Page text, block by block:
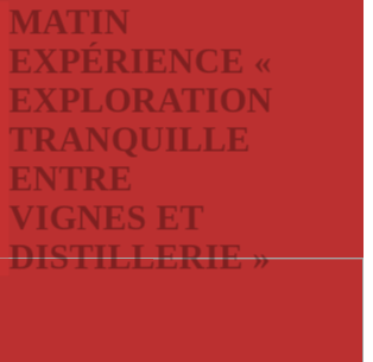
MATIN
EXPÉRIENCE «
EXPLORATION
TRANQUILLE
ENTRE
VIGNES ET
DISTILLERIE »